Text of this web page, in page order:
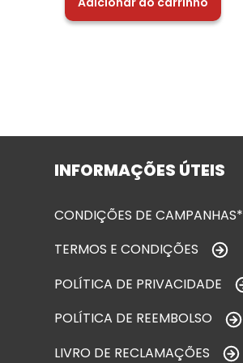
INFORMAÇÕES ÚTEIS
CONDIÇÕES DE CAMPANHAS*
TERMOS E CONDIÇÕES
POLÍTICA DE PRIVACIDADE
POLÍTICA DE REEMBOLSO
LIVRO DE RECLAMAÇÕES